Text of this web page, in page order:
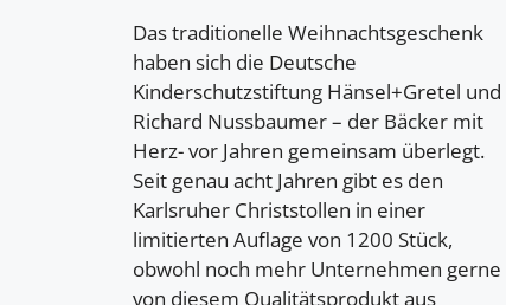
Das traditionelle Weihnachtsgeschenk
haben sich die Deutsche
Kinderschutzstiftung Hänsel+Gretel und
Richard Nussbaumer – der Bäcker mit
Herz- vor Jahren gemeinsam überlegt.
Seit genau acht Jahren gibt es den
Karlsruher Christstollen in einer
limitierten Auflage von 1200 Stück,
obwohl noch mehr Unternehmen gerne
von diesem Qualitätsprodukt aus